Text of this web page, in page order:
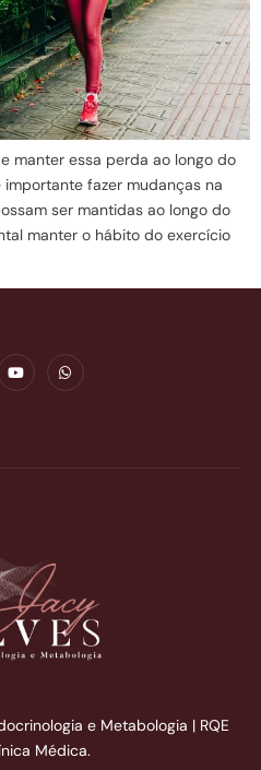
manter essa perda ao longo do
fazer mudanças na
ser mantidas ao longo do
manter o hábito do exercício
e Metabologia | RQE
Médica.